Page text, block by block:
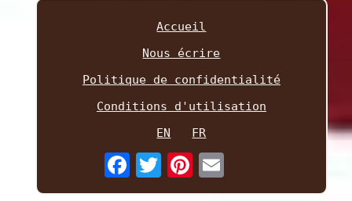
Accueil
Nous écrire
Politique de confidentialité
Conditions d'utilisation
EN
FR